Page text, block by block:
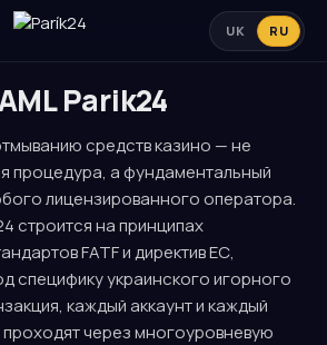
UK RU
Parik24
средств казино — не
процедура, а фундаментальный
лицензированного оператора.
строится на принципах
FATF и директив ЕС,
специфику украинского игорного
каждый аккаунт и каждый
через многоуровневую